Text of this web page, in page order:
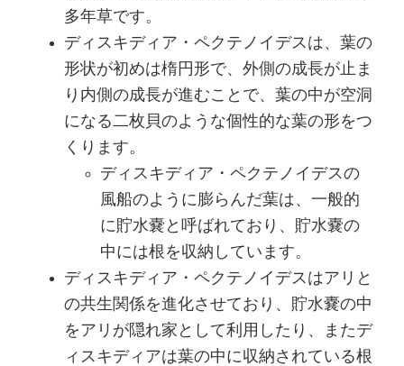
多年草です。
ディスキディア・ペクテノイデスは、葉の
形状が初めは楕円形で、外側の成長が止ま
り内側の成長が進むことで、葉の中が空洞
になる二枚貝のような個性的な葉の形をつ
くります。
ディスキディア・ペクテノイデスの
風船のように膨らんだ葉は、一般的
に貯水嚢と呼ばれており、貯水嚢の
中には根を収納しています。
ディスキディア・ペクテノイデスはアリと
の共生関係を進化させており、貯水嚢の中
をアリが隠れ家として利用したり、またデ
ィスキディアは葉の中に収納されている根